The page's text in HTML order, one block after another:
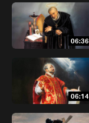
06:36
06:14